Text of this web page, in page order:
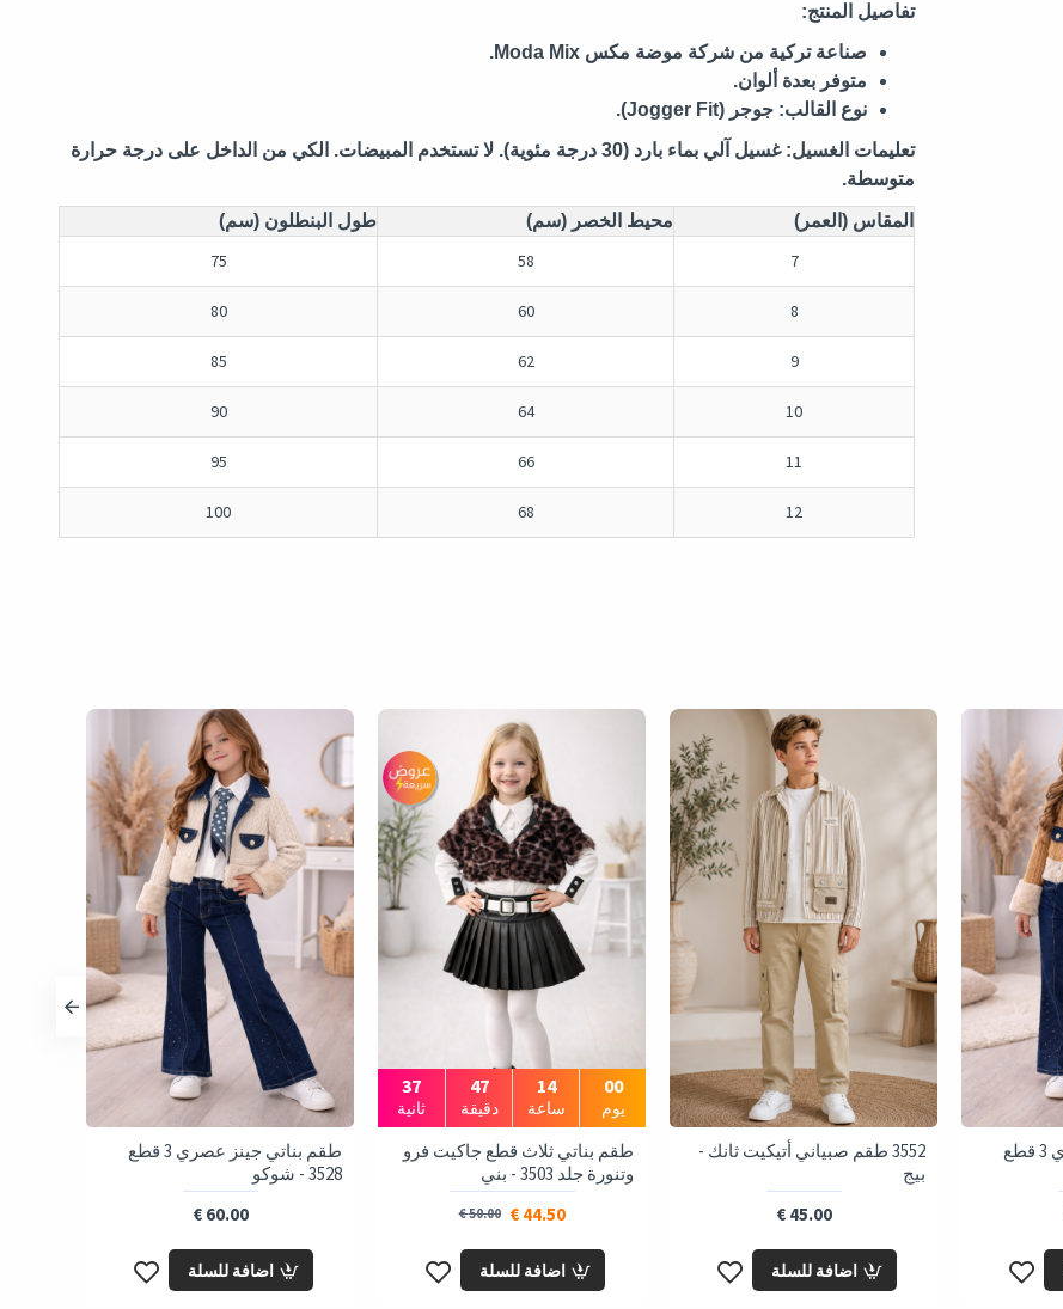
تفاصيل المنتج:
صناعة تركية من شركة موضة مكس Moda Mix.
متوفر بعدة ألوان.
نوع القالب: جوجر (Jogger Fit).
تعليمات الغسيل:
غسيل آلي بماء بارد (30 درجة مئوية). لا تستخدم المبيضات. الكي من الداخل على درجة حرارة
متوسطة.
المقاس (العمر) محيط الخصر (سم) طول البنطلون (سم)
7
58
75
8
60
80
9
62
85
10
64
90
11
66
95
12
68
100
طقم بناتي جينز عصري 3 قطع
3552 طقم صبياني أتيكيت ثانك -
بيج
45.00 €
اضافة للسلة
00
يوم
14
ساعة
47
دقيقة
35
ثانية
طقم بناتي ثلاث قطع جاكيت فرو
وتنورة جلد 3503 - بني
44.50 €
50.00 €
اضافة للسلة
طقم بناتي جينز عصري 3 قطع
3528 - شوكو
60.00 €
اضافة للسلة